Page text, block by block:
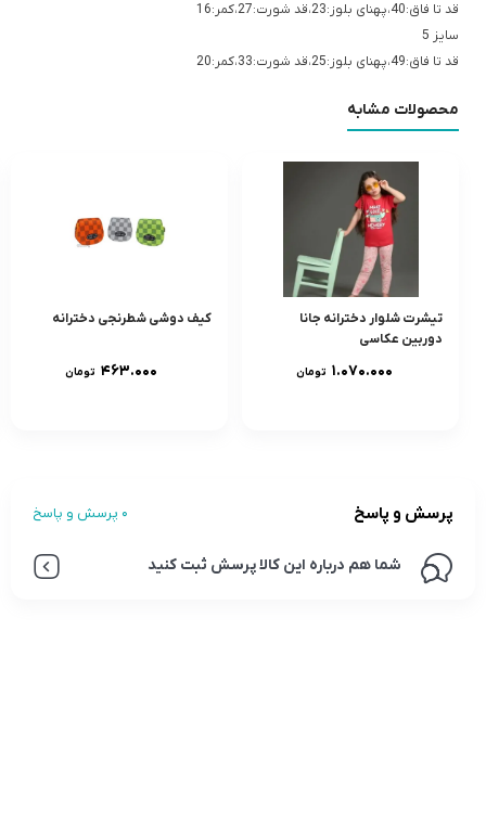
قد تا فاق:40،پهنای بلوز:23،قد شورت:27،کمر:16
سایز 5
قد تا فاق:49،پهنای بلوز:25،قد شورت:33،کمر:20
محصولات مشابه
تیشرت شلوار دخترانه جانا
دوربین عکاسی
۱.۰۷۰.۰۰۰ تومان
کیف دوشی شطرنجی دخترانه
۴۶۳.۰۰۰ تومان
پرسش و پاسخ 0 پرسش و پاسخ
شما هم درباره این کالا پرسش ثبت کنید